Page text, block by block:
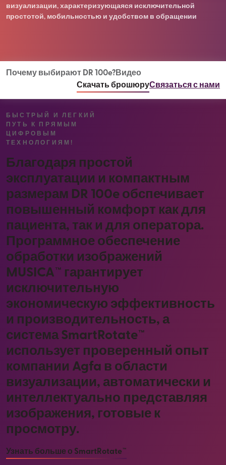
визуализации, характеризующаяся исключительной
простотой, мобильностью и удобством в обращении
Почему выбирают DR 100e?Видео
Связаться с нами
Скачать брошюру
БЫСТРЫЙ И ЛЕГКИЙ
ПУТЬ К ПРЯМЫМ
ЦИФРОВЫМ
ТЕХНОЛОГИЯМ!
Благодаря простой
эксплуатации и компактным
размерам DR 100e обспечивает
повышенный комфорт как для
пациента, так и для оператора.
Программное обеспечение
обработки изображений
MUSICA™ гарантирует
исключительную
экономическую эффективность
и производительность, а
система SmartRotate™
использует проверенный опыт
компании Agfa в области
визуализации, автоматически и
интеллектуально представляя
изображения, готовые к
просмотру.
Узнать больше о SmartRotate™